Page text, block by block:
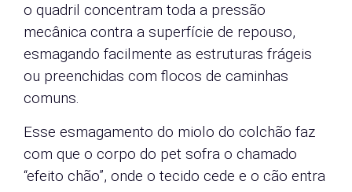
o quadril concentram toda a pressão
mecânica contra a superfície de repouso,
esmagando facilmente as estruturas frágeis
ou preenchidas com flocos de caminhas
comuns.
Esse esmagamento do miolo do colchão faz
com que o corpo do pet sofra o chamado
“efeito chão”, onde o tecido cede e o cão entra